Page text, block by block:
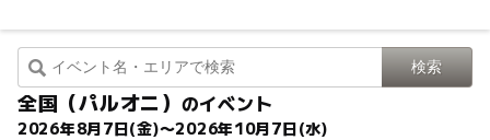
全国（パルオニ） のイベント
2026年8月7日(金)〜2026年10月7日(水)